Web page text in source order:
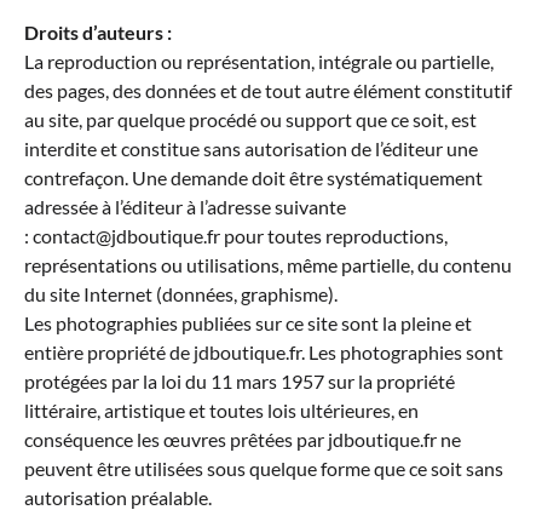
Droits d’auteurs :
La reproduction ou représentation, intégrale ou partielle,
des pages, des données et de tout autre élément constitutif
au site, par quelque procédé ou support que ce soit, est
interdite et constitue sans autorisation de l’éditeur une
contrefaçon. Une demande doit être systématiquement
adressée à l’éditeur à l’adresse suivante
: contact@jdboutique.fr pour toutes reproductions,
représentations ou utilisations, même partielle, du contenu
du site Internet (données, graphisme).
Les photographies publiées sur ce site sont la pleine et
entière propriété de jdboutique.fr. Les photographies sont
protégées par la loi du 11 mars 1957 sur la propriété
littéraire, artistique et toutes lois ultérieures, en
conséquence les œuvres prêtées par jdboutique.fr ne
peuvent être utilisées sous quelque forme que ce soit sans
autorisation préalable.